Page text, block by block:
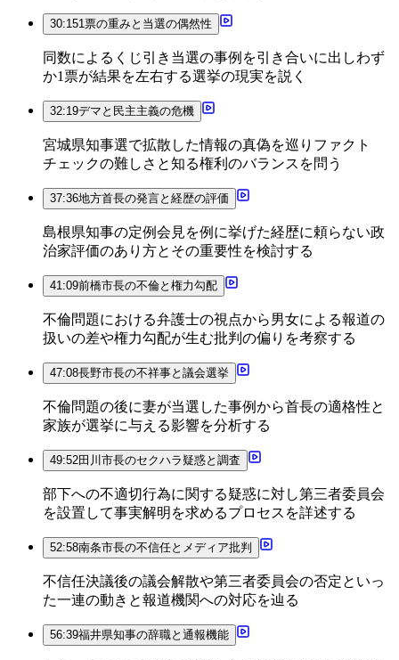
30:151票の重みと当選の偶然性
同数によるくじ引き当選の事例を引き合いに出しわず
か1票が結果を左右する選挙の現実を説く
32:19デマと民主主義の危機
宮城県知事選で拡散した情報の真偽を巡りファクト
チェックの難しさと知る権利のバランスを問う
37:36地方首長の発言と経歴の評価
島根県知事の定例会見を例に挙げた経歴に頼らない政
治家評価のあり方とその重要性を検討する
41:09前橋市長の不倫と権力勾配
不倫問題における弁護士の視点から男女による報道の
扱いの差や権力勾配が生む批判の偏りを考察する
47:08長野市長の不祥事と議会選挙
不倫問題の後に妻が当選した事例から首長の適格性と
家族が選挙に与える影響を分析する
49:52田川市長のセクハラ疑惑と調査
部下への不適切行為に関する疑惑に対し第三者委員会
を設置して事実解明を求めるプロセスを詳述する
52:58南条市長の不信任とメディア批判
不信任決議後の議会解散や第三者委員会の否定といっ
た一連の動きと報道機関への対応を辿る
56:39福井県知事の辞職と通報機能